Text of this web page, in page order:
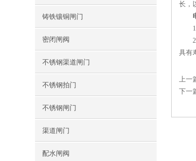
铸铁镶铜闸门
密闭闸阀
不锈钢渠道闸门
不锈钢拍门
不锈钢闸门
渠道闸门
配水闸阀
长，
1、
2、
具有
上一
下一